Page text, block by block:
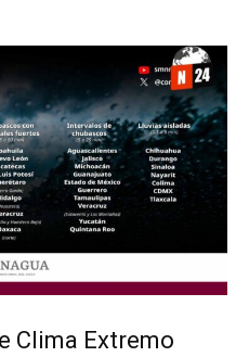
Clima Extremo